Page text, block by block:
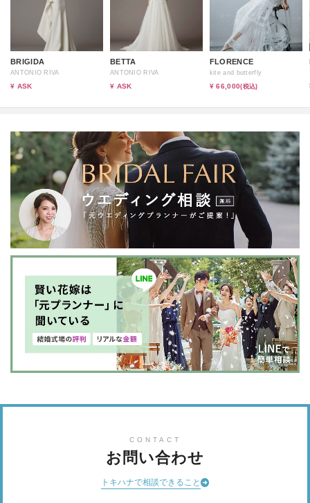
BRIGIDA
ANTONIO RIVA
¥ ASK
BETTA
ANTONIO RIVA
¥ ASK
FLORENCE
kite and butterfly
¥ 66,000(税込)
CONTACT
お問い合わせ
トキハナで相談できること